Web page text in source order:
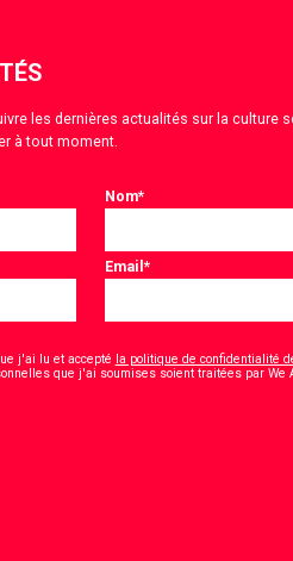
les dernières actualités sur la culture
à tout moment.
Nom*
Email*
j'ai lu et accepté la politique de confidentialité
que j'ai soumises soient traitées par We